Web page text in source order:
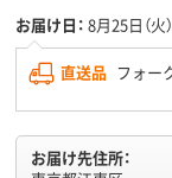
お届け日： 8月25日（火
直送品 フォー
お届け先住所：